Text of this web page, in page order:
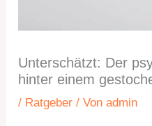
Unterschätzt: Der
hinter einem
/ Ratgeber / Vonadmin